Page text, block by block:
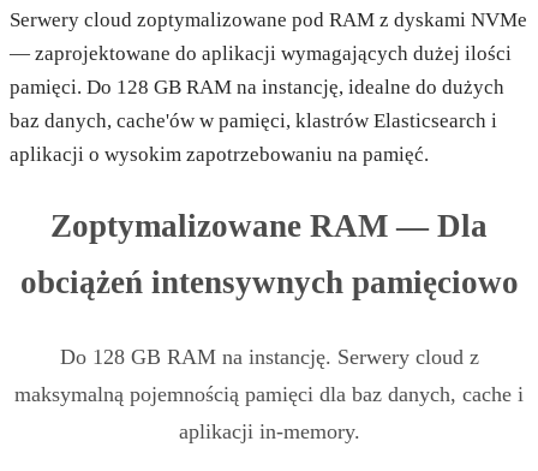
Serwery cloud zoptymalizowane pod RAM z dyskami NVMe
— zaprojektowane do aplikacji wymagających dużej ilości
pamięci. Do 128 GB RAM na instancję, idealne do dużych
baz danych, cache'ów w pamięci, klastrów Elasticsearch i
aplikacji o wysokim zapotrzebowaniu na pamięć.
Zoptymalizowane RAM — Dla
obciążeń intensywnych pamięciowo
Do 128 GB RAM na instancję. Serwery cloud z
maksymalną pojemnością pamięci dla baz danych, cache i
aplikacji in-memory.